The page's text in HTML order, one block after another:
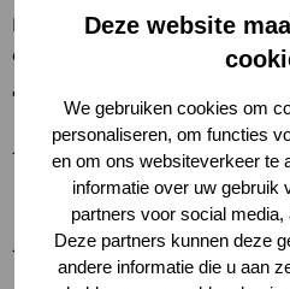
Deze website
We gebruiken cookies om
personaliseren, om functies
en om ons websiteverkeer te
informatie over uw gebruik
partners voor social
Deze partners kunnen deze
andere informatie die u aan
Een servicedesk waar
een brochure, een informatieve
Toelichting op
–
Definities
–